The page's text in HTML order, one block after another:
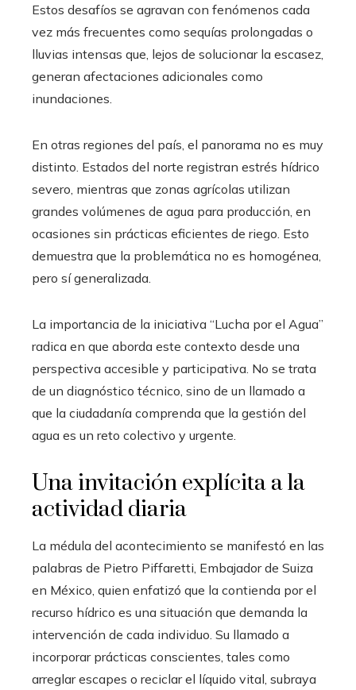
Estos desafíos se agravan con fenómenos cada
vez más frecuentes como sequías prolongadas o
lluvias intensas que, lejos de solucionar la escasez,
generan afectaciones adicionales como
inundaciones.
En otras regiones del país, el panorama no es muy
distinto. Estados del norte registran estrés hídrico
severo, mientras que zonas agrícolas utilizan
grandes volúmenes de agua para producción, en
ocasiones sin prácticas eficientes de riego. Esto
demuestra que la problemática no es homogénea,
pero sí generalizada.
La importancia de la iniciativa “Lucha por el Agua”
radica en que aborda este contexto desde una
perspectiva accesible y participativa. No se trata
de un diagnóstico técnico, sino de un llamado a
que la ciudadanía comprenda que la gestión del
agua es un reto colectivo y urgente.
Una invitación explícita a la
actividad diaria
La médula del acontecimiento se manifestó en las
palabras de Pietro Piffaretti, Embajador de Suiza
en México, quien enfatizó que la contienda por el
recurso hídrico es una situación que demanda la
intervención de cada individuo. Su llamado a
incorporar prácticas conscientes, tales como
arreglar escapes o reciclar el líquido vital, subraya